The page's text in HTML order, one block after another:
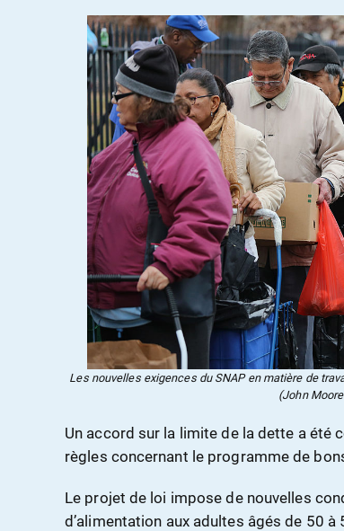
Les nouvelles exigences du SNAP en matière de
(John
Un accord sur la limite de la dette a été
règles concernant le programme de
Le projet de loi impose de nouvelles
d’alimentation aux adultes âgés de 50 à